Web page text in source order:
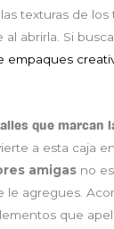
texturas de
abrirla. Si
empaques
que marcan
a esta caja
amigas no
le agregues.
que